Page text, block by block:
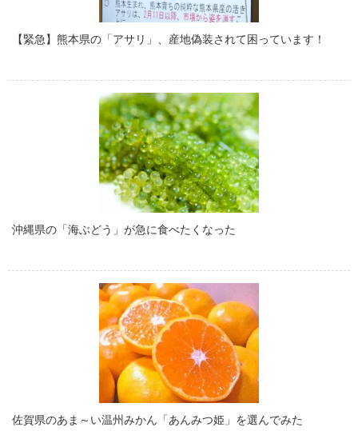
【緊急】熊本県の「アサリ」、産地偽装されて困っています！
沖縄県の「海ぶどう」が急に食べたくなった
佐賀県のあま～い温州みかん「あんみつ姫」を選んでみた